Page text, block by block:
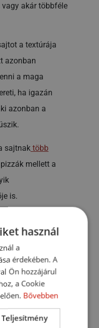
vagy akár többféle
a textúrája
azonban
a maga
ha igazán
azonban a
sajtnak több
mellett a
is.
másképp,
sajtot
ahányféle
maga kedvence
használ
a
érdekében. A
Ön hozzájárul
a Cookie
Bővebben
Teljesítmény